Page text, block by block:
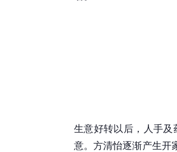
生意好转以后，人手
意。方清怡逐渐产生开